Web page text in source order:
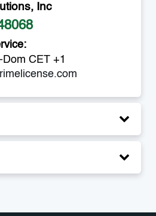
Inc
CET +1